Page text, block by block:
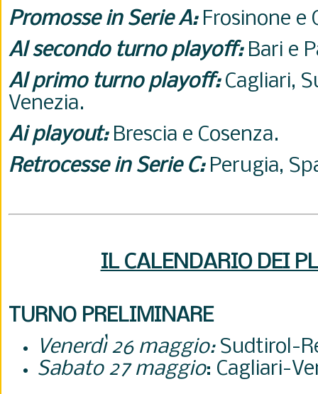
Promosse in Serie A:Frosinone e
Al secondo turno playoff:Bari e
Al primo turno playoff:Cagliari,
Venezia.
Ai playout:Brescia e Cosenza.
Retrocesse in Serie C:Perugia,
IL CALENDARIO DEI
TURNO PRELIMINARE
Venerdì 26 maggio:Sudtirol-
Sabato 27 maggio: Cagliari-